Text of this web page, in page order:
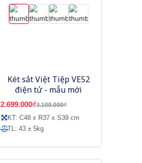
Két sắt Việt Tiệp VE52
điện tử - mẫu mới
2.699.000₫3.100.000₫
KT: C48 x R37 x S39 cm
TL: 43 ± 5kg